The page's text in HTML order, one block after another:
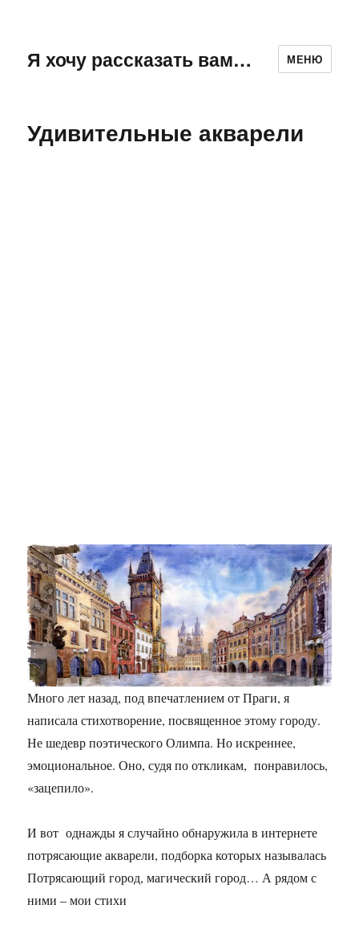
Я хочу рассказать вам… МЕНЮ
Удивительные акварели
Много лет назад, под впечатлением от Праги, я
написала стихотворение, посвященное этому городу.
Не шедевр поэтического Олимпа. Но искреннее,
эмоциональное. Оно, судя по откликам, понравилось,
«зацепило».
И вот однажды я случайно обнаружила в интернете
потрясающие акварели, подборка которых называлась
Потрясающий город, магический город… А рядом с
ними – мои стихи